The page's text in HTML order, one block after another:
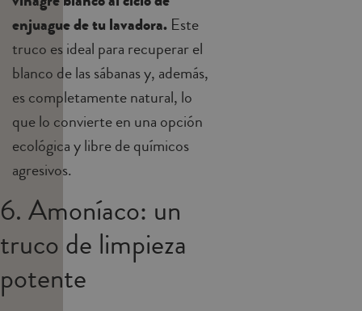
enjuague de tu lavadora. Este
truco es ideal para recuperar el
blanco de las sábanas y, además,
es completamente natural, lo
que lo convierte en una opción
ecológica y libre de químicos
agresivos.
6. Amoníaco: un
truco de limpieza
potente